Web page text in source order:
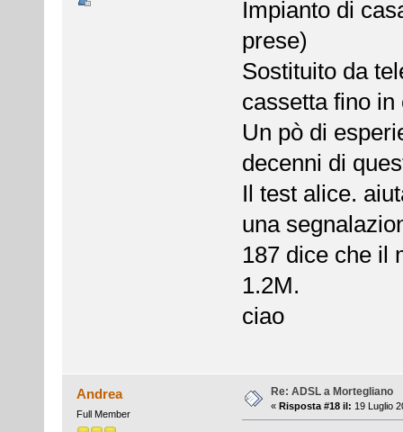
Impianto di
prese)
Sostituito da
cassetta fino in
Un pò di
decenni di
Il test alice.
una
187 dice che il
1.2M.
ciao
Andrea
Full Member
Re: ADSL a Mortegliano
« Risposta #18 il: 19 Luglio